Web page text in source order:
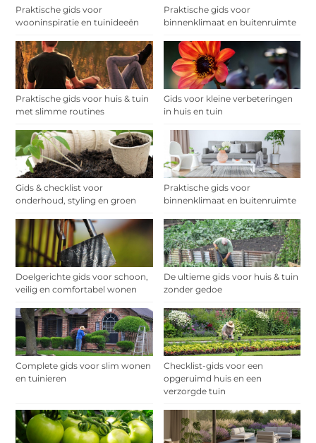
Praktische gids voor
wooninspiratie en tuinideeën
Praktische gids voor
binnenklimaat en buitenruimte
Praktische gids voor huis & tuin
met slimme routines
Gids voor kleine verbeteringen
in huis en tuin
Gids & checklist voor
onderhoud, styling en groen
Praktische gids voor
binnenklimaat en buitenruimte
Doelgerichte gids voor schoon,
veilig en comfortabel wonen
De ultieme gids voor huis & tuin
zonder gedoe
Complete gids voor slim wonen
en tuinieren
Checklist-gids voor een
opgeruimd huis en een
verzorgde tuin